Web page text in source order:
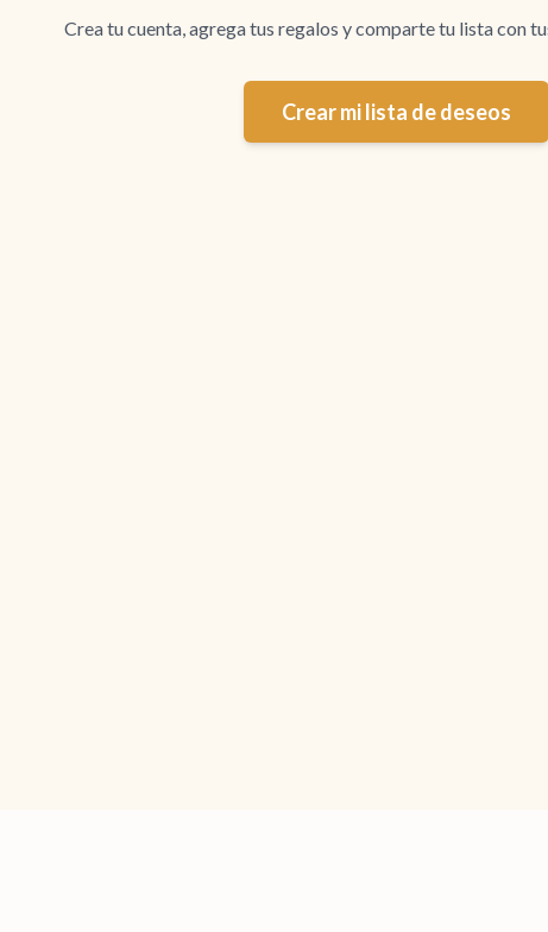
Crea tu cuenta, agrega tus regalos y comparte tu lista con
Crear mi lista de deseos